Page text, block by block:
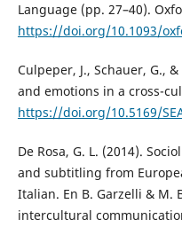
Language (pp. 27–40).
https://doi.org/10.1093/
Culpeper, J., Schauer, G.,
and emotions in a cross-
https://doi.org/10.5169/
De Rosa, G. L. (2014).
and subtitling from
Italian. En B. Garzelli & M.
intercultural